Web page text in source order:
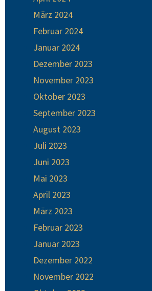
März 2024
Februar 2024
Januar 2024
Dezember 2023
November 2023
Oktober 2023
September 2023
August 2023
Juli 2023
Juni 2023
Mai 2023
April 2023
März 2023
Februar 2023
Januar 2023
Dezember 2022
November 2022